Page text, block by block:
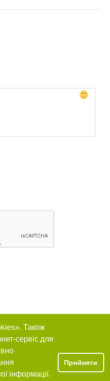
Також
сервіс для
інформації.
Прийняти